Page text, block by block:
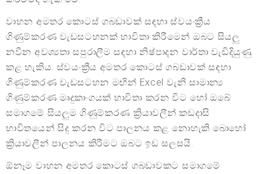
වාහන අමතර කොටස් ගබඩාවක් සඳහා ස්වයංක්‍රීය
ගිණුම්කරණ වැඩසටහනක් භාවිතා කිරීමෙන් ඔබට සියලු
නවීන අවශ්‍යතා සපුරාලීම සඳහා නිෂ්පාදන වාර්තා වැඩිදියුණු
කළ හැකිය. ස්වයංක්‍රීය අමතර කොටස් ගබඩාවක් සඳහා
ගිණුම්කරණ වැඩසටහන මඟින් Excel වැනි සාමාන්‍ය
ගිණුම්කරණ මෘදුකාංගයක් භාවිතා කරන විට හෝ ඔබේ
සමාගමේ සියලුම ගිණුම්කරණ ක්‍රියාවලීන් කඩදාසි
භාවිතයෙන් සිදු කරන විට පාලනය කළ නොහැකි බොහෝ
ක්‍රියාවලීන් පාලනය කිරීමට ඔබට ඉඩ සලසයි.
ඕනෑම වාහන අමතර කොටස් ගබඩාවකට සමාගමේ